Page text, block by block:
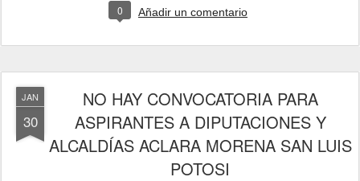
0 Añadir un comentario
JAN
30
NO HAY CONVOCATORIA PARA
ASPIRANTES A DIPUTACIONES Y
ALCALDÍAS ACLARA MORENA SAN LUIS
POTOSI